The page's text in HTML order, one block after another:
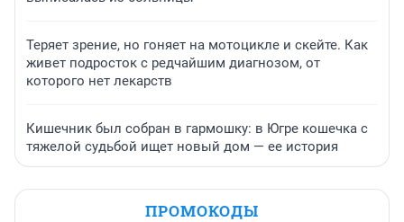
Теряет зрение, но гоняет на мотоцикле и скейте. Как
живет подросток с редчайшим диагнозом, от
которого нет лекарств
Кишечник был собран в гармошку: в Югре кошечка с
тяжелой судьбой ищет новый дом — ее история
ПРОМОКОДЫ